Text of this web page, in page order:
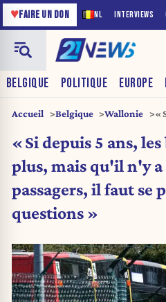
NL INTERVIEWS
♥FAIRE UN DON
BELGIQUE POLITIQUE EUROPE
Accueil Belgique Wallonie
«
« Si depuis 5 ans,
plus, mais qu'il n'y a
passagers, il faut se
questions »